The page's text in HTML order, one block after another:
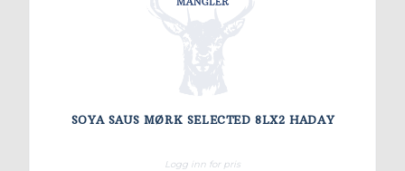
SOYA SAUS MØRK SELECTED 8LX2 HADAY
Logg inn for pris